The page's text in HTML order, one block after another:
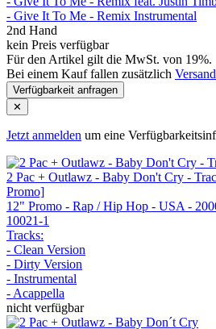
- Give It To Me - Remix Instrumental
2nd Hand
kein Preis verfügbar
Für den Artikel gilt die MwSt. von 19%.
Bei einem Kauf fallen zusätzlich
Verfügbarkeit anfragen
✕
Jetzt anmelden um eine
2 Pac + Outlawz - Baby Don't Cry -
Promo]
12" Promo - Rap / Hip Hop - USA -
10021-1
Tracks:
- Clean Version
- Dirty Version
- Instrumental
- Acappella
nicht verfügbar